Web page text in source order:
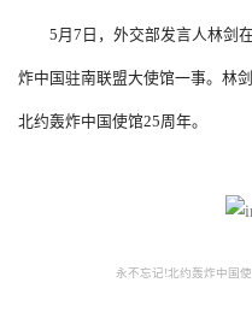
5月7日，外交部发言人林剑
炸中国驻南联盟大使馆一事。林
北约轰炸中国使馆25周年。
永不忘记!北约轰炸中国